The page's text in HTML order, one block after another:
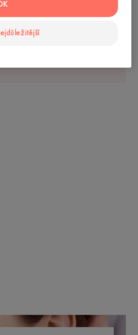
Víte, co to je?